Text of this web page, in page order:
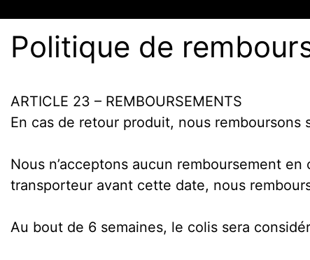
Politique de
ARTICLE 23 – REMBOURSEMENTS
En cas de retour produit, nous
Nous n’acceptons aucun remboursement
transporteur avant cette date, nous
Au bout de 6 semaines, le colis sera